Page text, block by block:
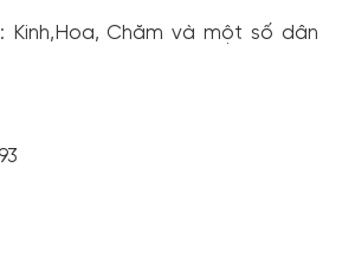
Kinh,Hoa, Chăm và một số dân